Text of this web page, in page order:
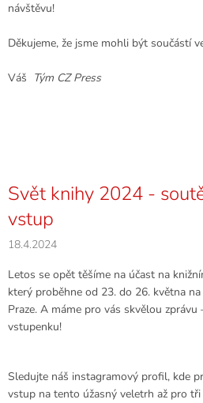
návštěvu!
Děkujeme, že jsme mohli být součástí
Váš Tým CZ Press
Svět knihy 2024 -
vstup
18.4.2024
Letos se opět těšíme na účast na
který proběhne od 23. do 26. května
Praze. A máme pro vás skvělou zprávu
vstupenku!
Sledujte náš instagramový profil, kde
vstup na tento úžasný veletrh až pro